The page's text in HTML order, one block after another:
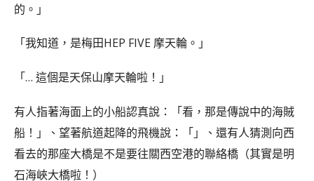
的。」
「我知道，是梅田HEP FIVE 摩天輪。」
「… 這個是天保山摩天輪啦！」
有人指著海面上的小船認真說：「看，那是傳說中的海賊
船！」、望著航道起降的飛機說：「」、還有人猜測向西
看去的那座大橋是不是要往關西空港的聯絡橋（其實是明
石海峽大橋啦！）